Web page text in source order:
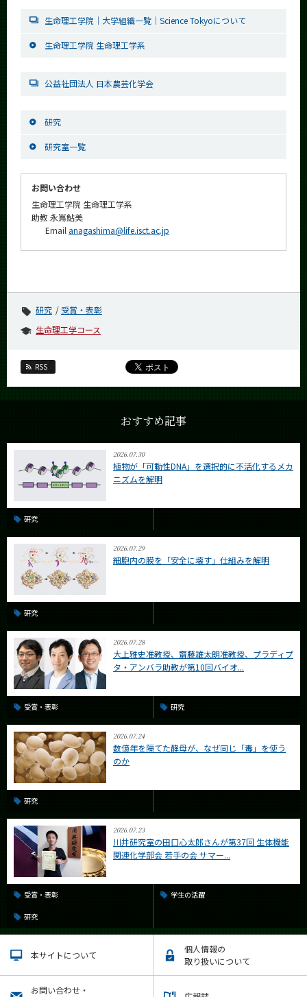
生命理工学院｜大学組織一覧｜Science Tokyoについて
生命理工学院 生命理工学系
公益社団法人 日本農芸化学会
研究
研究室一覧
お問い合わせ
生命理工学院 生命理工学系
助教 永嶌鮎美
Email anagashima@life.isct.ac.jp
研究
受賞・表彰
生命理工学コース
RSS
おすすめ記事
2026.07.30
植物が「可動性DNA」を選択的に不活化するメカ
ニズムを解明
研究
2026.07.29
細胞内の膜を「安全に壊す」仕組みを解明
研究
2026.07.28
大上雅史准教授、齋藤雄太朗准教授、プラディプ
タ・アンバラ助教が第10回バイオ...
受賞・表彰 研究
2026.07.24
数億年を隔てた酵母が、なぜ同じ「毒」を使う
のか
研究
2026.07.23
川井研究室の田口心太郎さんが第37回 生体機能
関連化学部会 若手の会 サマー...
受賞・表彰 学生の活躍
研究
本サイトについて
個人情報の
取り扱いについて
お問い合わせ・